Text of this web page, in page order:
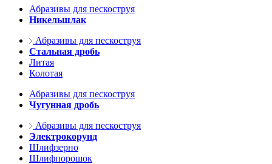
Абразивы для пескоструя
Никельшлак
Абразивы для пескоструя
Стальная дробь
Литая
Колотая
Абразивы для пескоструя
Чугунная дробь
Абразивы для пескоструя
Электрокорунд
Шлифзерно
Шлифпорошок